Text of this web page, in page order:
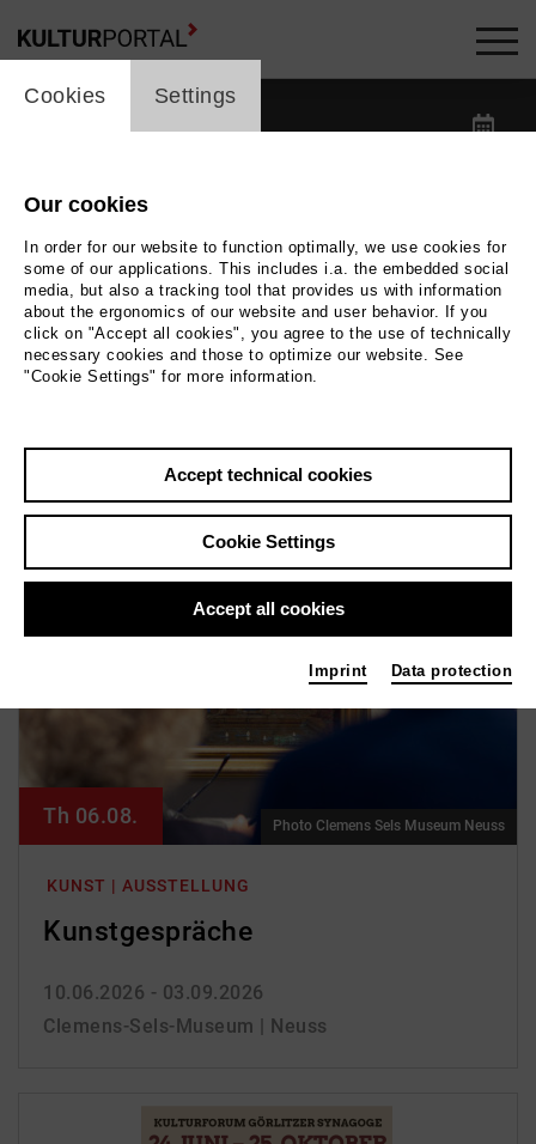
Kalender -
label_category
label_location
KUNST | AUSSTELLUNG
Kunst­gespräche
10.06.2026 - 03.09.2026
Clemens-Sels-Museum | Neuss
Th 06.08. Photo Clemens Sels Museum Neuss
cookie_layer
Cookies Settings
Our cookies
In order for our website to function optimally, we use cookies for
some of our applications. This includes i.a. the embedded social
media, but also a tracking tool that provides us with information
about the ergonomics of our website and user behavior. If you
click on "Accept all cookies", you agree to the use of technically
necessary cookies and those to optimize our website. See
"Cookie Settings" for more information.
Accept technical cookies
Cookie Settings
Accept all cookies
Imprint Data protection